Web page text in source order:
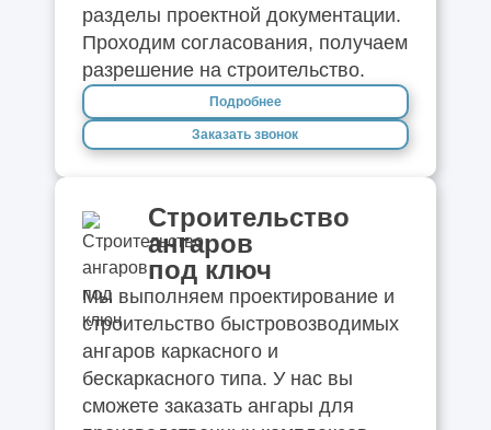
разделы проектной документации.
Проходим согласования, получаем
разрешение на строительство.
Подробнее
Заказать звонок
Строительство
ангаров
под ключ
Мы выполняем проектирование и
строительство быстровозводимых
ангаров каркасного и
бескаркасного типа. У нас вы
сможете заказать ангары для